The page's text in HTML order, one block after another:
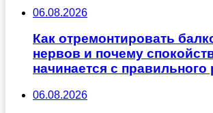
06.08.2026
Как отремонтировать
нервов и почему
начинается с
06.08.2026